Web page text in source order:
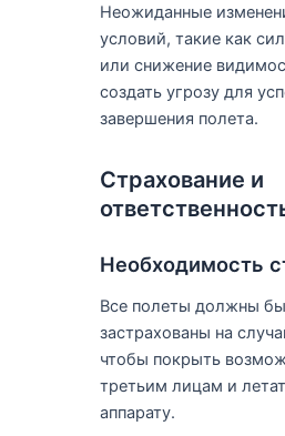
Неожиданные
условий, такие как
или снижение
создать угрозу для
завершения полета.
Страхование и
Необходимость
Все полеты должны
застрахованы на
чтобы покрыть
третьим лицам и
аппарату.